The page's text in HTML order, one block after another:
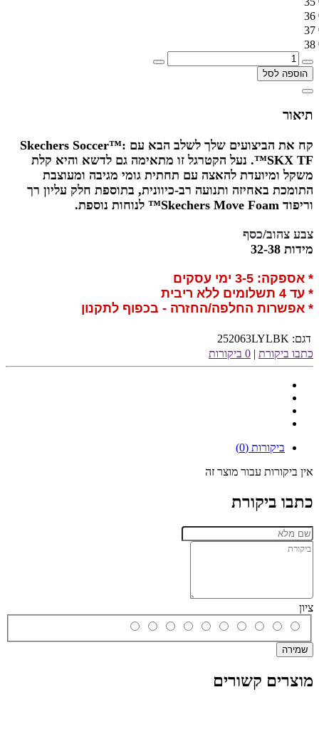
36
37
38
הוספה לסל
תיאור
קח את הביצועים שלך לשלב הבא עם Skechers Soccer™:
SKX TF™. נעל הקטרגל זו מתאימה גם לדשא והיא קלת
משקל ומיועדת להאצה עם תחתית גומי מגיבה ומעוצבת
התומכת באחיזה ותנועה רב-כיוונית, בתוספת חלק עליון רך
וריפוד Skechers Move Foam™ לנוחות נוספת.
צבע צהוב/כסף
מידות 32-38
* אספקה: 3-5 ימי עסקים
* עד 4 תשלומים ללא ריבית
* אפשרות החלפה/החזרה - בכפוף לתקנון
דגם: 252063LYLBK
כתבו ביקורת | 0 ביקורות
ביקורות (0)
אין ביקורות עבור מוצר זה
כתבו ביקורת
ציון
שמירה
מוצרים קשורים